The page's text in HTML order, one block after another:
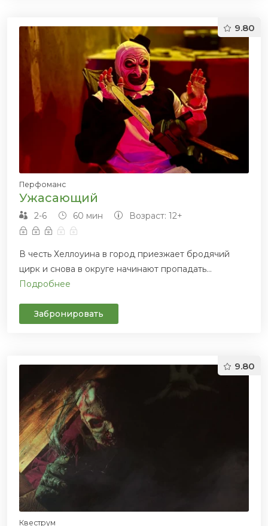
9.80
Перфоманс
Ужасающий
2-6 60 мин Возраст: 12+
В честь Хеллоуина в город приезжает бродячий
цирк и снова в округе начинают пропадать...
Подробнее
Забронировать
9.80
Квеструм